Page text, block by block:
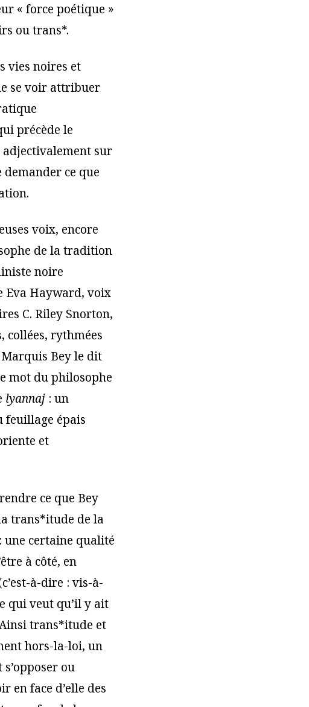
« force poétique »
ou trans*.
vies noires et
se voir attribuer
précède le
adjectivalement sur
demander ce que
voix, encore
de la tradition
noire
Eva Hayward, voix
C. Riley Snorton,
collées, rythmées
Bey le dit
mot du philosophe
lyannaj : un
feuillage épais
et
ce que Bey
trans*itude de la
certaine qualité
à côté, en
à-dire : vis-à-
qui veut qu’il y ait
trans*itude et
hors-la-loi, un
ou
en face d’elle des